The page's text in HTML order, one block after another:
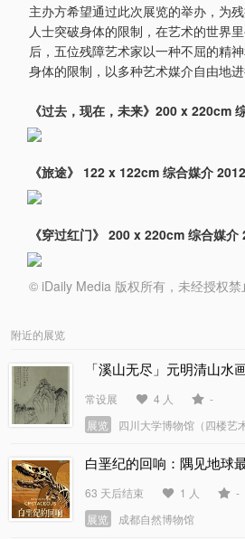
主办方希望通过此次展览的举办，为
人士突破身体的限制，在艺术的世界
后，五位残障艺术家以一种不屈的精
身体的限制，以多种艺术媒介自由地
《过去，现在，未来》200 x 220cm
《旅途》 122 x 122cm 综合媒介
《穿过红门》 200 x 220cm 综合媒介
© iDaily Media 版权所有，未经授权禁
附近的展览
「溪山无尽」元明清山水
常设展 4 人
-
展览
四川大学博物馆（四楼艺
白垩纪的回响：隅见地球
63 天后结束 1 人
-
展览
成都自然博物馆